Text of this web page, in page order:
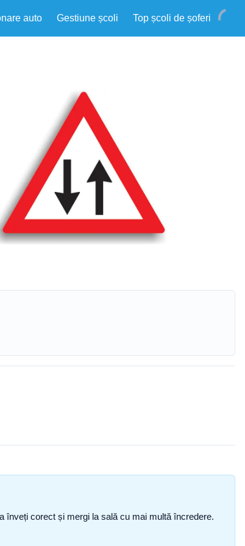
auto Gestiune școli Top școli de șoferi
înveți corect și mergi la sală cu mai multă încredere.